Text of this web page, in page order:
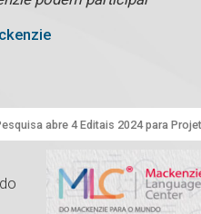
abre 4 Editais 2024 para